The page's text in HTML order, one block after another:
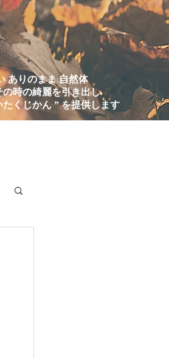
ありのまま 自然体
時の綺麗を引き出し
くじかん ” を提供します